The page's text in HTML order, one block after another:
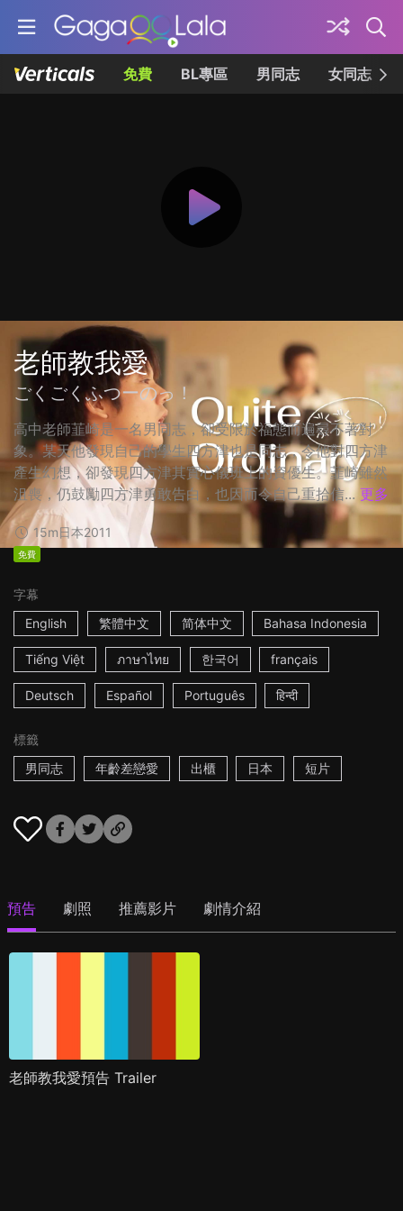
免費 BL專區 男同志 女同志
老師教我愛
ごくごくふつーのっ！
高中老師韮崎是一名男同志，卻受限於福態而遍尋不著對
象。某天他發現自己的學生四方津也是同志，令他對四方津
產生幻想，卻發現四方津其實心儀班上的資優生。韮崎雖然
沮喪，仍鼓勵四方津勇敢告白，也因而令自己重拾信... 更多
15m日本2011
免費
字幕
English
繁體中文 简体中文 Bahasa Indonesia
Tiếng Việt ภาษาไทย 한국어 français
Deutsch Español Português हिन्दी
標籤
男同志
年齡差戀愛 出櫃 日本 短片
預告 劇照 推薦影片 劇情介紹
老師教我愛預告 Trailer